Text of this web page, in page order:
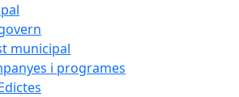
municipal
i programes